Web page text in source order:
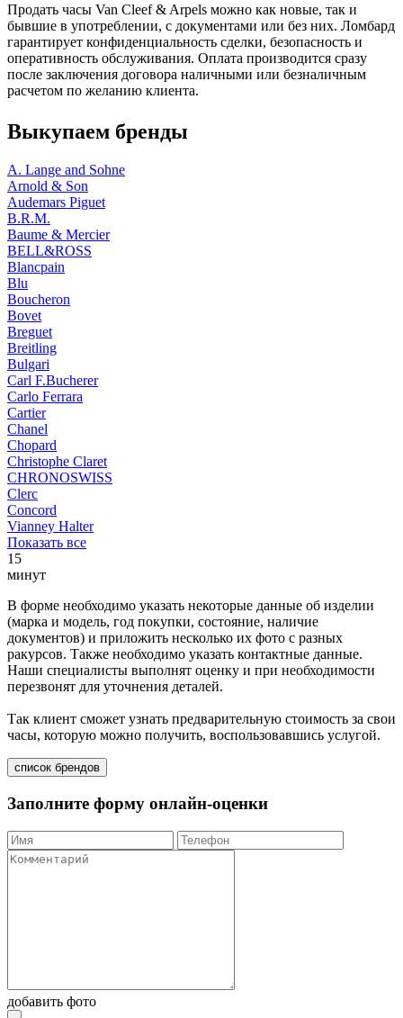
Продать часы Van Cleef & Arpels можно как новые, так и
бывшие в употреблении, с документами или без них. Ломбард
гарантирует конфиденциальность сделки, безопасность и
оперативность обслуживания. Оплата производится сразу
после заключения договора наличными или безналичным
расчетом по желанию клиента.
Выкупаем бренды
A. Lange and Sohne
Arnold & Son
Audemars Piguet
B.R.M.
Baume & Mercier
BELL&ROSS
Blancpain
Blu
Boucheron
Bovet
Breguet
Breitling
Bulgari
Carl F.Bucherer
Carlo Ferrara
Cartier
Chanel
Chopard
Christophe Claret
CHRONOSWISS
Clerc
Concord
Vianney Halter
Показать все
15
минут
В форме необходимо указать некоторые данные об изделии
(марка и модель, год покупки, состояние, наличие
документов) и приложить несколько их фото с разных
ракурсов. Также необходимо указать контактные данные.
Наши специалисты выполнят оценку и при необходимости
перезвонят для уточнения деталей.
Так клиент сможет узнать предварительную стоимость за свои
часы, которую можно получить, воспользовавшись услугой.
список брендов
Заполните форму онлайн-оценки
добавить фото